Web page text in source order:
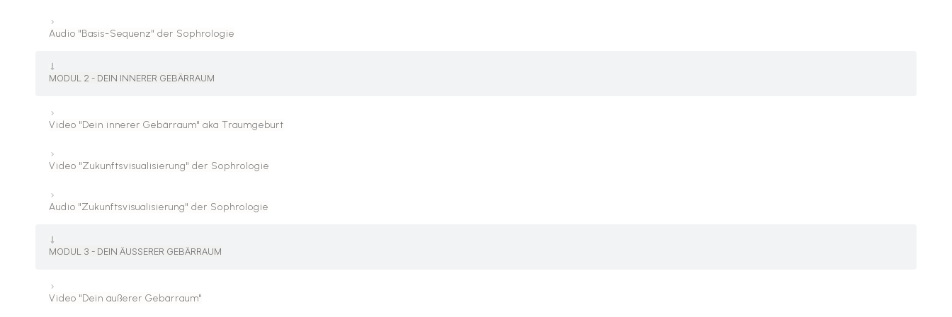
Audio "Basis-Sequenz" der Sophrologie
MODUL 2 - DEIN INNERER GEBÄRRAUM
Video "Dein innerer Gebärraum" aka Traumgeburt
Video "Zukunftsvisualisierung" der Sophrologie
Audio "Zukunftsvisualisierung" der Sophrologie
MODUL 3 - DEIN ÄUSSERER GEBÄRRAUM
Video "Dein äußerer Gebärraum"